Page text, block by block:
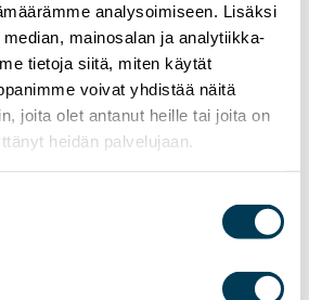
analysoimiseen. Lisäksi
mainosalan ja analytiikka-
tietoja siitä, miten käytät
voivat yhdistää näitä
joita olet antanut heille tai joita on
heidän palvelujaan.